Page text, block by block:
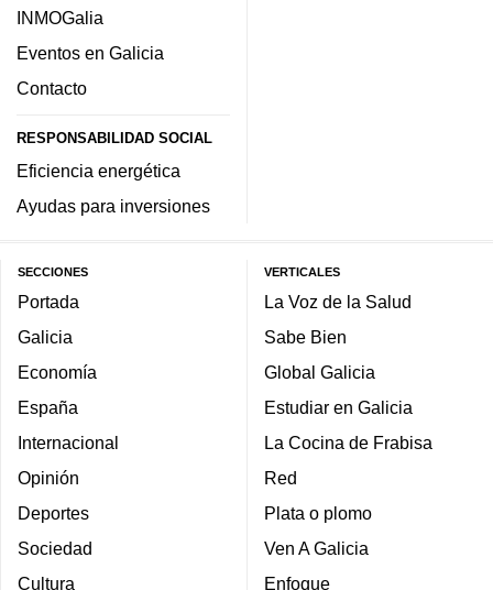
INMOGalia
Eventos en Galicia
Contacto
RESPONSABILIDAD SOCIAL
Eficiencia energética
Ayudas para inversiones
SECCIONES
Portada
Galicia
Economía
España
Internacional
Opinión
Deportes
Sociedad
Cultura
VERTICALES
La Voz de la Salud
Sabe Bien
Global Galicia
Estudiar en Galicia
La Cocina de Frabisa
Red
Plata o plomo
Ven A Galicia
Enfoque